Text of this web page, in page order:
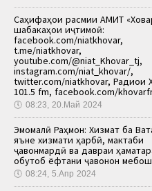
Саҳифаҳои расмии АМИТ
шабакаҳои иҷтимоӣ:
facebook.com/niatkhovar,
t.me/niatkhovar,
youtube.com/@niat_Khovar_tj,
instagram.com/niat_khovar/,
twitter.com/niatkhovar, Радиои
101.5 fm, facebook.com/
🕔 08:23, 20.Май 2024
Эмомалӣ Раҳмон: Хизмат ба
яъне хизмати ҳарбӣ, мактаби
ҷавонмардӣ ва давраи
обутоб ёфтани ҷавонон
🕔 08:24, 5.Апр 2024